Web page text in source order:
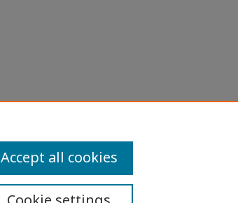
Accept all cookies